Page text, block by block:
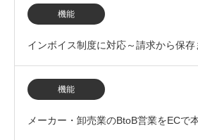
機能
インボイス制度に対応～請求から保
～ 機能
メーカー・卸売業のBtoB営業をECで